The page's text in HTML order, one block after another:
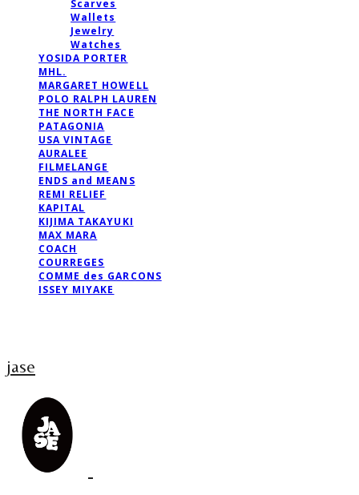
Scarves
Wallets
Jewelry
Watches
YOSIDA PORTER
MHL.
MARGARET HOWELL
POLO RALPH LAUREN
THE NORTH FACE
PATAGONIA
USA VINTAGE
AURALEE
FILMELANGE
ENDS and MEANS
REMI RELIEF
KAPITAL
KIJIMA TAKAYUKI
MAX MARA
COACH
COURREGES
COMME des GARCONS
ISSEY MIYAKE
jase